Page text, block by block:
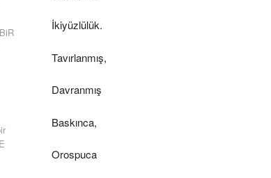
İkiyüzlülük.
Tavırlanmış,
Davranmış
Baskınca,
Orospuca